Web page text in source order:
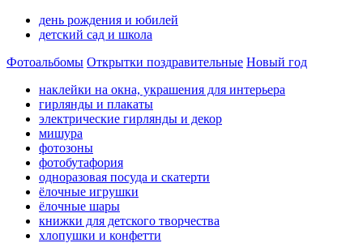
день рождения и юбилей
детский сад и школа
Фотоальбомы Открытки поздравительные Новый год
наклейки на окна, украшения для интерьера
гирлянды и плакаты
электрические гирлянды и декор
мишура
фотозоны
фотобутафория
одноразовая посуда и скатерти
ёлочные игрушки
ёлочные шары
книжки для детского творчества
хлопушки и конфетти